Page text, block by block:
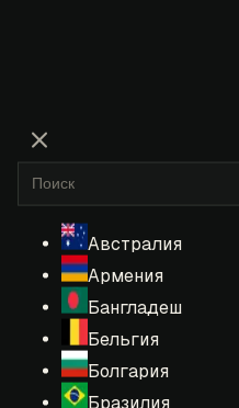
Австралия
Армения
Бангладеш
Бельгия
Болгария
Бразилия